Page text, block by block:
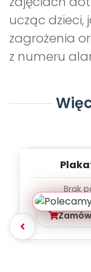
ucząc
zagrożenia
z numeru
Brak